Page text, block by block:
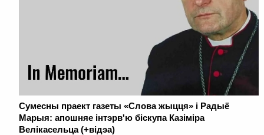
Сумесны праект газеты «Слова жыцця» і Радыё
Марыя: апошняе інтэрв'ю біскупа Казіміра
Велікасельца (+відэа)